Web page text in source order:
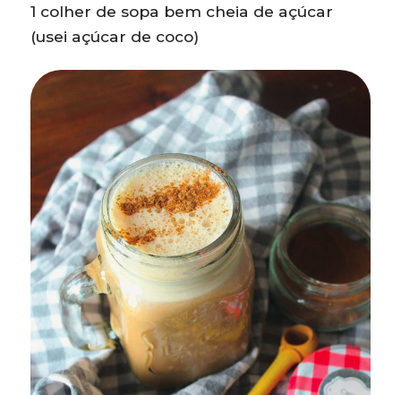
1 colher de sopa bem cheia de açúcar
(usei açúcar de coco)